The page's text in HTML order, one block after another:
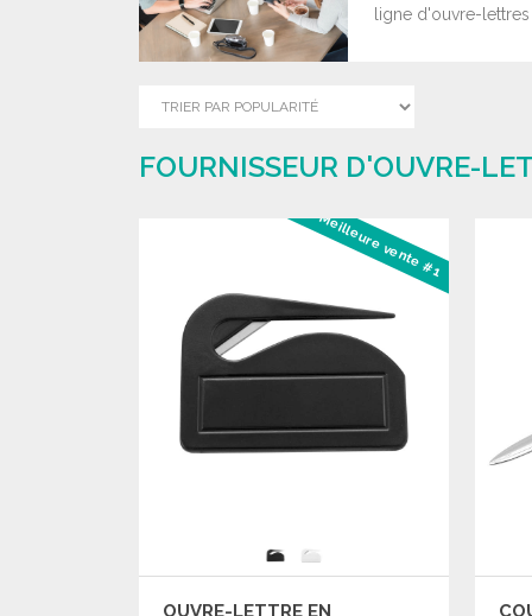
ligne d'ouvre-
FOURNISSEUR D'OUVRE-
Meilleure vente #1
OUVRE-LETTRE EN